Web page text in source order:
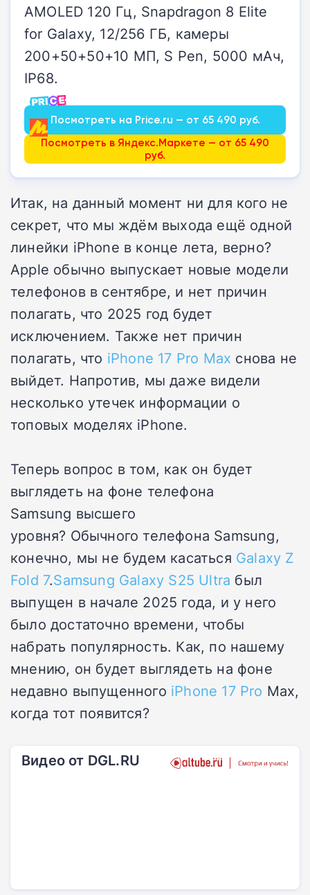
AMOLED 120 Гц, Snapdragon 8 Elite
for Galaxy, 12/256 ГБ, камеры
200+50+50+10 МП, S Pen, 5000 мАч,
IP68.
Посмотреть на Price.ru — от 65 490 руб.
Посмотреть в Яндекс.Маркете — от 65 490
руб.
Итак, на данный момент ни для кого не
секрет, что мы ждём выхода ещё одной
линейки iPhone в конце лета, верно?
Apple обычно выпускает новые модели
телефонов в сентябре, и нет причин
полагать, что 2025 год будет
исключением. Также нет причин
полагать, что iPhone 17 Pro Max снова не
выйдет. Напротив, мы даже видели
несколько утечек информации о
топовых моделях iPhone.
Теперь вопрос в том, как он будет
выглядеть на фоне телефона
Samsung высшего
уровня? Обычного телефона Samsung,
конечно, мы не будем касаться Galaxy Z
Fold 7.Samsung Galaxy S25 Ultra был
выпущен в начале 2025 года, и у него
было достаточно времени, чтобы
набрать популярность. Как, по нашему
мнению, он будет выглядеть на фоне
недавно выпущенного iPhone 17 Pro Max,
когда тот появится?
Видео от DGL.RU